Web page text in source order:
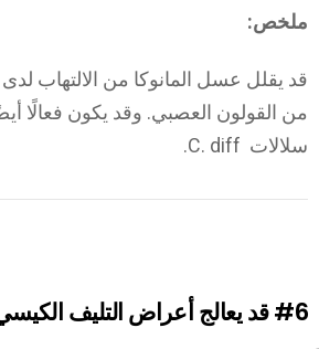
ملخص:
قد يقلل عسل المانوكا من الالتهاب لدى
من القولون العصبي. وقد يكون فعالًا
سلالات C. diff.
#6قد يعالج أعراض التليف